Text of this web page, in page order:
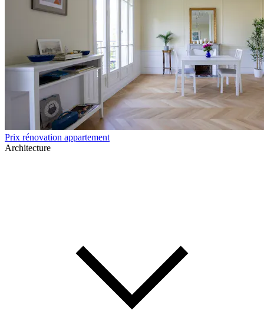
Prix rénovation appartement
Architecture